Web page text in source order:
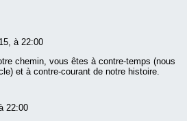
à 22:00
chemin, vous êtes à contre-temps (nous
et à contre-courant de notre histoire.
22:00